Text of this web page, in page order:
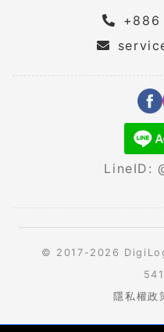
+886
LineID:
© 2017-2026 DigiLog
隱私權政